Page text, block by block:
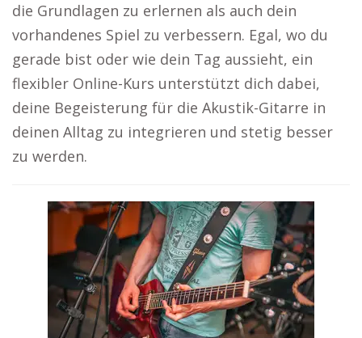
die Grundlagen zu erlernen als auch dein
vorhandenes Spiel zu verbessern. Egal, wo du
gerade bist oder wie dein Tag aussieht, ein
flexibler Online-Kurs unterstützt dich dabei,
deine Begeisterung für die Akustik-Gitarre in
deinen Alltag zu integrieren und stetig besser
zu werden.